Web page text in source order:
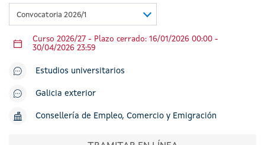
Convocatoria 2026/1
Curso 2026/27 - Plazo cerrado: 16/01/2026 00:00 -
30/04/2026 23:59
Estudios universitarios
Galicia exterior
Consellería de Empleo, Comercio y Emigración